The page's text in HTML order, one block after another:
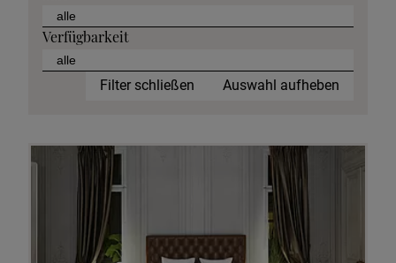
Verfügbarkeit
Filter schließen Auswahl aufheben